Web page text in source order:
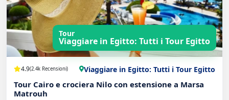
Tour
Viaggiare in Egitto: Tutti i Tour Egitto
4.9(2.4k Recensioni) Viaggiare in Egitto: Tutti i Tour Egitto
Tour Cairo e crociera Nilo con estensione a Marsa
Matrouh